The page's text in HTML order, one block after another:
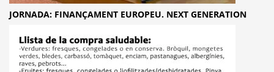
JORNADA: FINANÇAMENT EUROPEU. NEXT GENERATION